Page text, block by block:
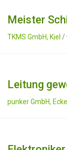
Meister
TKMS GmbH, Kiel /
Leitung
punker GmbH,